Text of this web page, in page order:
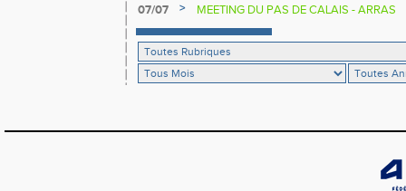
07/07
> MEETING DU PAS DE CALAIS - ARRAS